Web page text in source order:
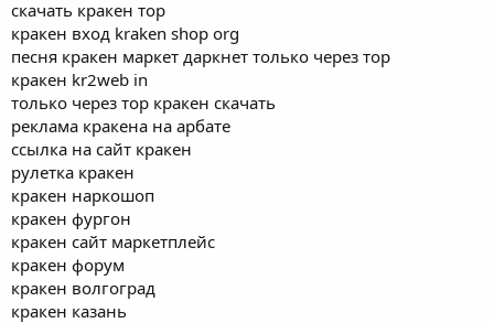
скачать кракен тор
кракен вход kraken shop org
песня кракен маркет даркнет только через тор
кракен kr2web in
только через тор кракен скачать
реклама кракена на арбате
ссылка на сайт кракен
рулетка кракен
кракен наркошоп
кракен фургон
кракен сайт маркетплейс
кракен форум
кракен волгоград
кракен казань